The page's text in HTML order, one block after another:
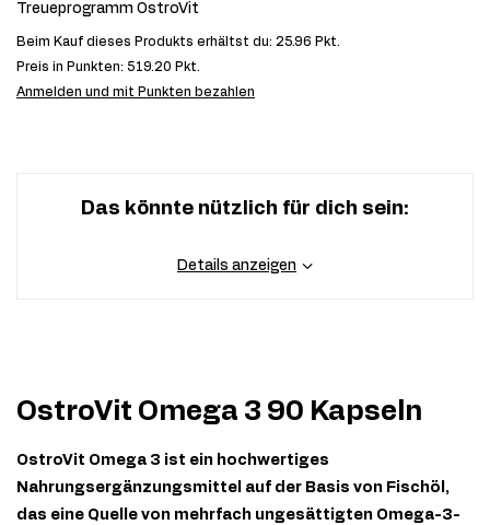
Treueprogramm OstroVit
Beim Kauf dieses Produkts erhältst du: 25.96 Pkt.
Preis in Punkten: 519.20 Pkt.
Anmelden und mit Punkten bezahlen
Das könnte nützlich für dich sein:
Details anzeigen
OstroVit Omega 3 90 Kapseln
OstroVit Omega 3 ist ein hochwertiges
Nahrungsergänzungsmittel auf der Basis von Fischöl,
das eine Quelle von mehrfach ungesättigten Omega-3-